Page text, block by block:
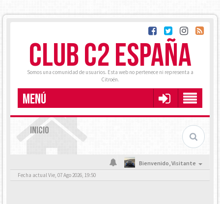
CLUB C2 ESPAÑA
Somos una comunidad de usuarios. Esta web no pertenece ni representa a
Citroën.
MENÚ
INICIO
Bienvenido,Visitante
Fecha actual Vie, 07 Ago 2026, 19:50